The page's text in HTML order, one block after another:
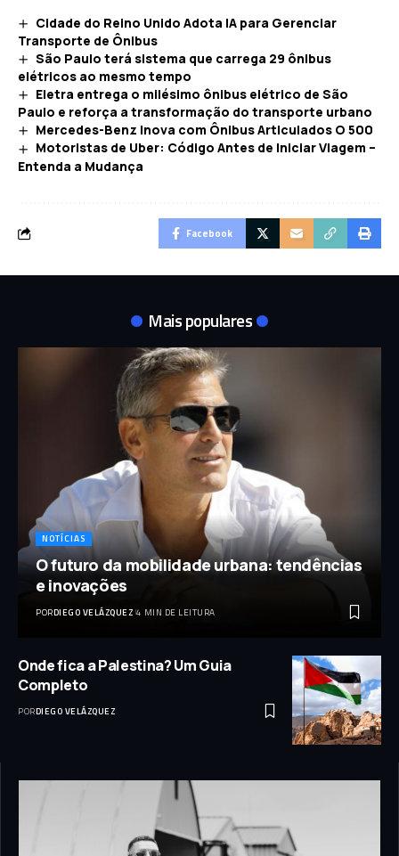
Cidade do Reino Unido Adota IA para Gerenciar
Transporte de Ônibus
São Paulo terá sistema que carrega 29 ônibus
elétricos ao mesmo tempo
Eletra entrega o milésimo ônibus elétrico de São
Paulo e reforça a transformação do transporte urbano
Mercedes-Benz Inova com Ônibus Articulados O 500
Motoristas de Uber: Código Antes de Iniciar Viagem –
Entenda a Mudança
Facebook
Mais populares
NOTÍCIAS
O futuro da mobilidade urbana: tendências
e inovações
PORDIEGO VELÁZQUEZ 4 MIN DE LEITURA
Onde fica a Palestina? Um Guia
Completo
PORDIEGO VELÁZQUEZ